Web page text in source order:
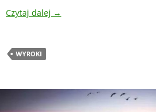
Czytaj dalej →
WYROKI